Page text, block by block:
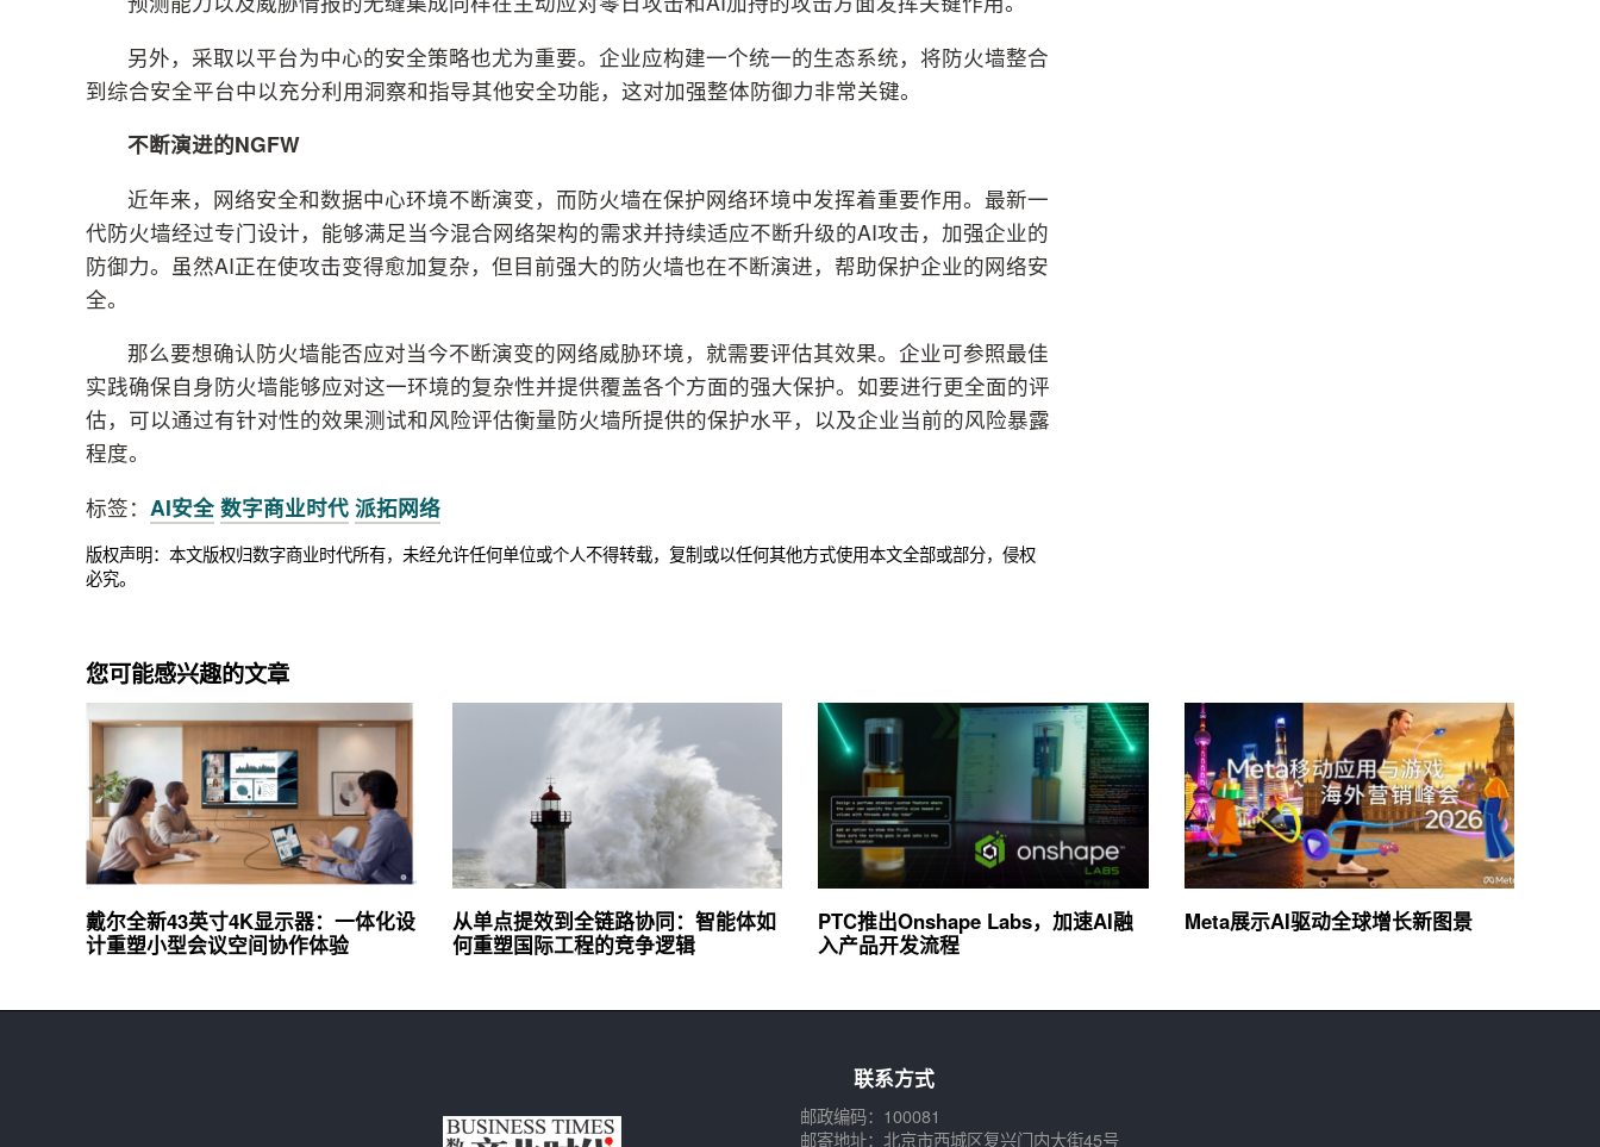
另外，采取以平台为中心的安全策略也尤为重要。企业应构建一个统一的生态系统，将防火墙整合
到综合安全平台中以充分利用洞察和指导其他安全功能，这对加强整体防御力非常关键。
不断演进的NGFW
近年来，网络安全和数据中心环境不断演变，而防火墙在保护网络环境中发挥着重要作用。最新一
代防火墙经过专门设计，能够满足当今混合网络架构的需求并持续适应不断升级的AI攻击，加强企业的
防御力。虽然AI正在使攻击变得愈加复杂，但目前强大的防火墙也在不断演进，帮助保护企业的网络安
全。
那么要想确认防火墙能否应对当今不断演变的网络威胁环境，就需要评估其效果。企业可参照最佳
实践确保自身防火墙能够应对这一环境的复杂性并提供覆盖各个方面的强大保护。如要进行更全面的评
估，可以通过有针对性的效果测试和风险评估衡量防火墙所提供的保护水平，以及企业当前的风险暴露
程度。
标签： AI安全 数字商业时代 派拓网络
版权声明：本文版权归数字商业时代所有，未经允许任何单位或个人不得转载，复制或以任何其他方式使用本文全部或部分，侵权
必究。
您可能感兴趣的文章
戴尔全新43英寸4K显示器：一体化设
计重塑小型会议空间协作体验
从单点提效到全链路协同：智能体如
何重塑国际工程的竞争逻辑
PTC推出Onshape Labs，加速AI融
入产品开发流程
Meta展示AI驱动全球增长新图景
联系方式
邮政编码：100081
邮寄地址：北京市西城区复兴门内大街45号